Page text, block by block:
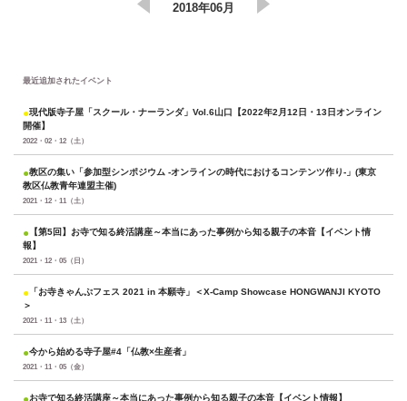
2018年06月
最近追加されたイベント
2022・02・12（土）
●現代版寺子屋「スクール・ナーランダ」Vol.6山口【2022年2月12日・13日オンライン
開催】
2021・12・11（土）
●教区の集い「参加型シンポジウム -オンラインの時代におけるコンテンツ作り-」(東京
教区仏教青年連盟主催)
2021・12・05（日）
● 【第5回】お寺で知る終活講座～本当にあった事例から知る親子の本音【イベント情
報】
2021・11・13（土）
● 「お寺きゃんぷフェス 2021 in 本願寺」＜X-Camp Showcase HONGWANJI KYOTO
＞
2021・11・05（金）
●今から始める寺子屋#4「仏教×生産者」
お寺で知る終活講座～本当にあった事例から知る親子の本音【イベント情報】